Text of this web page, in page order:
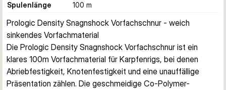
Spulenlänge
100 m
Prologic Density Snagnshock Vorfachschnur - weich
sinkendes Vorfachmaterial
Die Prologic Density Snagnshock Vorfachschnur ist ein
klares 100m Vorfachmaterial für Karpfenrigs, bei denen
Abriebfestigkeit, Knotenfestigkeit und eine unauffällige
Präsentation zählen. Die geschmeidige Co-Polymer-